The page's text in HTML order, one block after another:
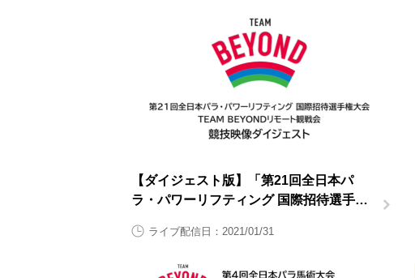
【ダイジェスト版】「第21回全日本パ
ラ・パワーリフティング 国際招待選手権
【大会2日目1月31日（日曜日）】
ライブ配信日：2021/01/31